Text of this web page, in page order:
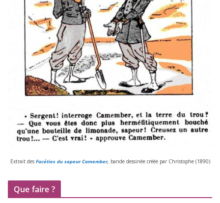
Extrait desFacéties du sapeur Camember, bande des­si­née créée par Christophe (1890)
Que faire ?